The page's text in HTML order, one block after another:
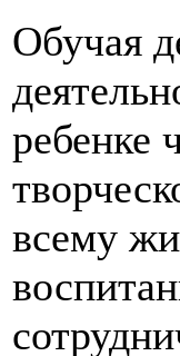
Обучая
ребенке
всему